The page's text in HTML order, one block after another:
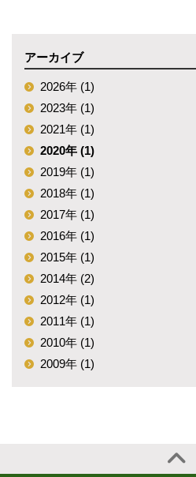
アーカイブ
2026年 (1)
2023年 (1)
2021年 (1)
2020年 (1)
2019年 (1)
2018年 (1)
2017年 (1)
2016年 (1)
2015年 (1)
2014年 (2)
2012年 (1)
2011年 (1)
2010年 (1)
2009年 (1)